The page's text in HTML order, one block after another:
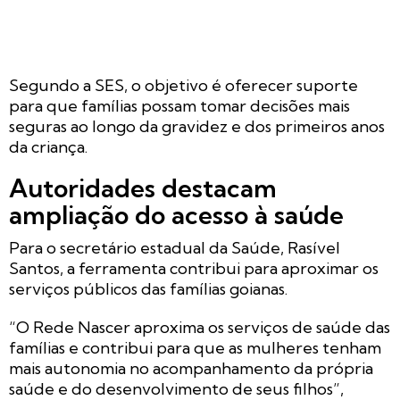
Segundo a SES, o objetivo é oferecer suporte
para que famílias possam tomar decisões mais
seguras ao longo da gravidez e dos primeiros anos
da criança.
Autoridades destacam
ampliação do acesso à saúde
Para o secretário estadual da Saúde, Rasível
Santos, a ferramenta contribui para aproximar os
serviços públicos das famílias goianas.
“O Rede Nascer aproxima os serviços de saúde das
famílias e contribui para que as mulheres tenham
mais autonomia no acompanhamento da própria
saúde e do desenvolvimento de seus filhos”,